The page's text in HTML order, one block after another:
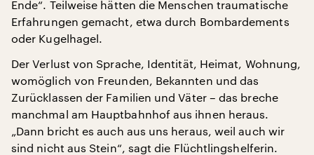
Ende“. Teilweise hätten die Menschen traumatische
Erfahrungen gemacht, etwa durch Bombardements
oder Kugelhagel.
Der Verlust von Sprache, Identität, Heimat, Wohnung,
womöglich von Freunden, Bekannten und das
Zurücklassen der Familien und Väter – das breche
manchmal am Hauptbahnhof aus ihnen heraus.
„Dann bricht es auch aus uns heraus, weil auch wir
sind nicht aus Stein“, sagt die Flüchtlingshelferin.